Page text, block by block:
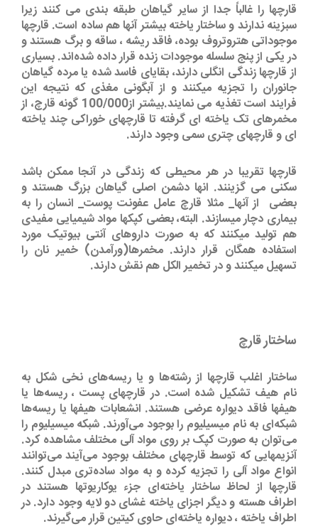
قارچها را غالباً جدا از سایر گیاهان طبقه بندی می کنند زیرا
سبزینه ندارند و ساختار یاخته بیشتر آنها هم ساده است. قارچها
موجوداتی هتروتروف بوده، فاقد ریشه ، ساقه و برگ هستند و
در یکی از پنج سلسله موجودات زنده قرار داده شده‌اند. بسیاری
از قارچها زندگی انگلی دارند، بقایای فاسد شده یا مرده گیاهان
جانوران را تجزیه میکنند و از آبگونی مغذی که نتیجه این
فرایند است تغذیه می نمایند.بیشتر از100/000 گونه قارچ، از
مخمرهای تک یاخته ای گرفته تا قارچهای خوراکی چند یاخته
ای و قارچهای چتری سمی وجود دارند.
قارچها تقریبا در هر محیطی که زندگی در آنجا ممکن باشد
سکنی می گزینند. انها دشمن اصلی گیاهان بزرگ هستند و
بعضی از آنها_ مثلا قارچ عامل عفونت پوست_ انسان را به
بیماری دچار میسازند. البته، بعضی کپکها مواد شیمیایی مفیدی
هم تولید میکنند که به صورت داروهای آنتی بیوتیک مورد
استفاده همگان قرار دارند. مخمرها(ورآمدن) خمیر نان را
تسهیل میکنند و در تخمیر الکل هم نقش دارند.
ساختار قارچ
ساختار اغلب قارچها از رشته‌ها و یا ریسه‌های نخی شکل به
نام هیف تشکیل شده است. در قارچهای پست ، ریسه‌ها یا
هیفها فاقد دیواره عرضی هستند. انشعابات هیفها یا ریسه‌ها
شبکه‌ای به نام میسیلیوم را بوجود می‌آورند. شبکه میسیلیوم را
می‌توان به صورت کپک بر روی مواد آلی مختلف مشاهده کرد.
آنزیمهایی که توسط قارچهای مختلف بوجود می‌آیند می‌توانند
انواع مواد آلی را تجزیه کرده و به مواد ساده‌تری مبدل کنند.
قارچها از لحاظ ساختار یاخته‌ای جزء یوکاریوتها هستند در
اطراف هسته و دیگر اجزای یاخته‌ غشای دو لایه وجود دارد. در
اطراف یاخته ، دیواره یاخته‌ای حاوی کیتین قرار می‌گیرند.